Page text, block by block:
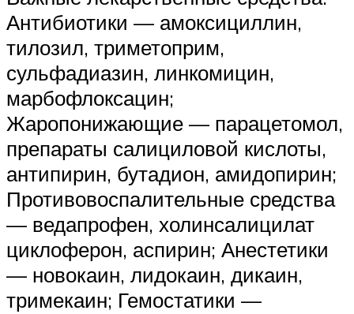
Антибиотики — амоксициллин,
тилозил, триметоприм,
сульфадиазин, линкомицин,
марбофлоксацин;
Жаропонижающие — парацетомол,
препараты салициловой кислоты,
антипирин, бутадион, амидопирин;
Противовоспалительные средства
— ведапрофен, холинсалицилат
циклоферон, аспирин; Анестетики
— новокаин, лидокаин, дикаин,
тримекаин; Гемостатики —